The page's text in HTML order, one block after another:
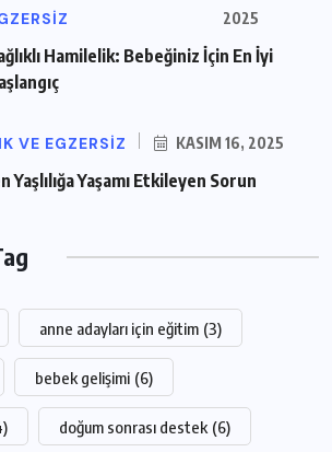
2025
Hamilelik: Bebeğiniz İçin En İyi
VE EGZERSIZ KASIM 16, 2025
Yaşamı Etkileyen Sorun
anne adayları için eğitim (3)
bebek gelişimi (6)
doğum sonrası destek (6)